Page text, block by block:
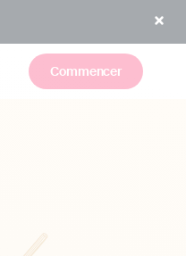
Commencer